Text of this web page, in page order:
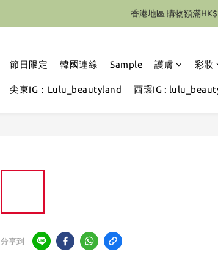
節日限定 韓國連線 Sample 護膚 彩妝
尖東IG：Lulu_beautyland 西環IG :
分享到